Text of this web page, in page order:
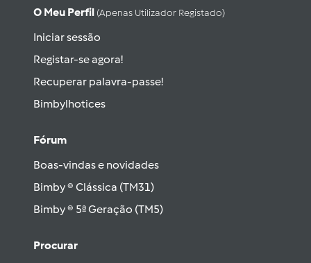
O Meu Perfil (apenas Utilizador Registado)
Iniciar sessão
Registar-se agora!
Recuperar palavra-passe!
Bimbylhotices
Fórum
Boas-vindas e novidades
Bimby ® Clássica (TM31)
Bimby ® 5ª Geração (TM5)
Procurar